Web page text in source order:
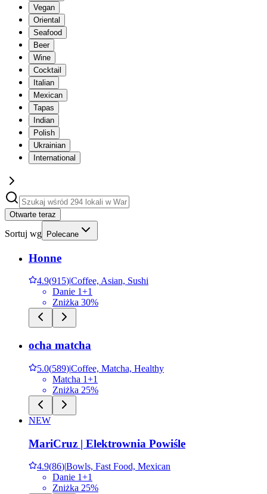
Vegan
Oriental
Seafood
Beer
Wine
Cocktail
Italian
Mexican
Tapas
Indian
Polish
Ukrainian
International
Otwarte teraz
Sortuj wg Polecane
Honne
4.9(915)|Coffee, Asian, Sushi
Danie 1+1
Zniżka 30%
ocha matcha
5.0(589)|Coffee, Matcha, Healthy
Matcha 1+1
Zniżka 25%
NEW
MariCruz | Elektrownia Powiśle
4.9(86)|Bowls, Fast Food, Mexican
Danie 1+1
Zniżka 25%